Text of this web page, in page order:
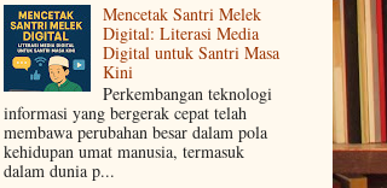
Mencetak Santri Melek
Digital: Literasi Media
Digital untuk Santri Masa
Kini
Perkembangan teknologi
informasi yang bergerak cepat telah
membawa perubahan besar dalam pola
kehidupan umat manusia, termasuk
dalam dunia p...